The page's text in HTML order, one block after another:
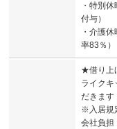
・特別
付与）
・介護
率83％）
★借り上
ライクキ
だきます
※入居規
会社負担